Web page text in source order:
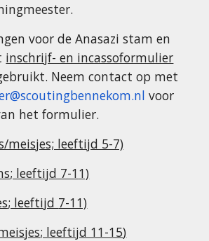
voor de Anasazi stam en
inschrijf- en incassoformulier
Neem contact op met
voor
het formulier.
meisjes; leeftijd 5-7)
; leeftijd 7-11)
; leeftijd 7-11)
; leeftijd 11-15)